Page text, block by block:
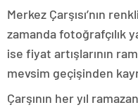
Merkez Çarşısı’nın
zamanda fotoğrafçılık
ise fiyat artışlarının
mevsim geçişinden
Çarşının her yıl